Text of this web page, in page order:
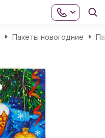
Пакеты новогодние